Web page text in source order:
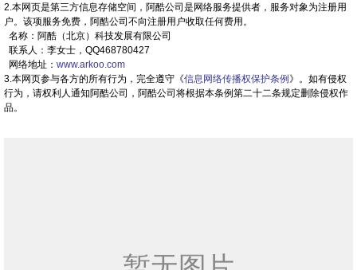
2.本网页是第三方信息存储空间，阿酷公司是网络服务提供者，服务对象为注册用
户。该项服务免费，阿酷公司不向注册用户收取任何费用。
名称：阿酷（北京）科技发展有限公司
联系人：李女士，QQ468780427
网络地址： www.arkoo.com
3.本网页参与各方的所有行为，完全遵守《信息网络传播权保护条例》。如有侵权
行为，请权利人通知阿酷公司，阿酷公司将根据本条例第二十二条规定删除侵权作
品。